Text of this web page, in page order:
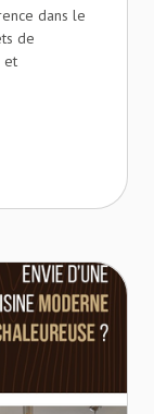
dans le
de
et